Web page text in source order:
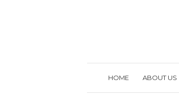
HOME ABOUT US